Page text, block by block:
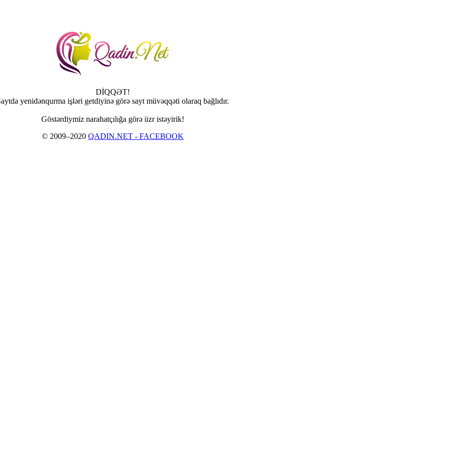
DİQQƏT!
yenidənqurma işləri getdiyinə görə sayt müvəqqəti olaraq bağlıdır.
Göstərdiymiz narahatçılığa görə üzr istəyirik!
© 2009–2020 QADIN.NET - FACEBOOK